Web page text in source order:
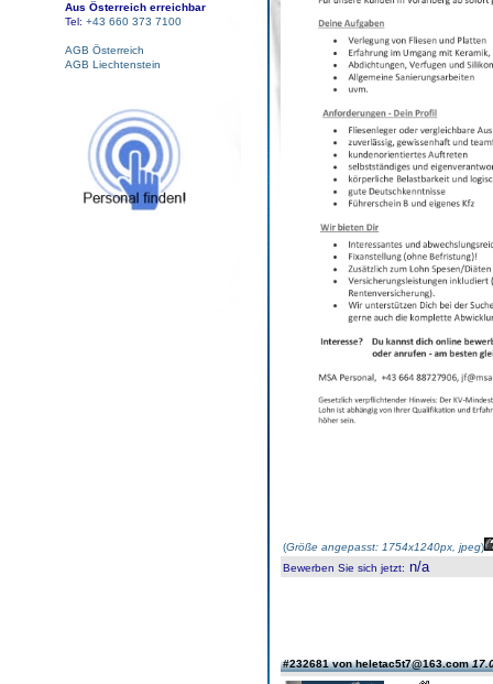
Aus Österreich erreichbar
Tel: +43 660 373 7100
AGB Österreich
AGB Liechtenstein
(Größe angepasst: 1754x1240px, jpeg)
Bewerben Sie sich jetzt: n/a
#232681 von heletac5t7@163.com